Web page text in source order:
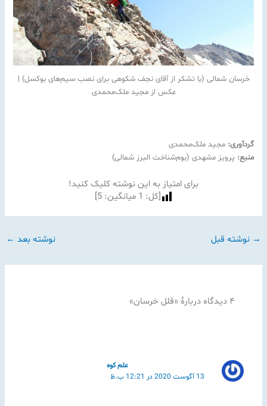
خرسان شمالی (با تشکر از آقای نجف شکوهی برای نصب سیم‌های بوکسل) |
عکس از مجید ملک‌محمدی
گردآوری: مجید ملک‌محمدی
منبع: پرویز مشهدی (بوم‌شناخت البرز شمالی)
برای امتیاز به این نوشته کلیک کنید!
[کل: 1 میانگین:5
]
→ نوشته قبل نوشته بعد ←
۴ دیدگاه دربارهٔ «قلل خرسان»
علم کوه
13 آگوست 2020 در 12:21 ب.ظ